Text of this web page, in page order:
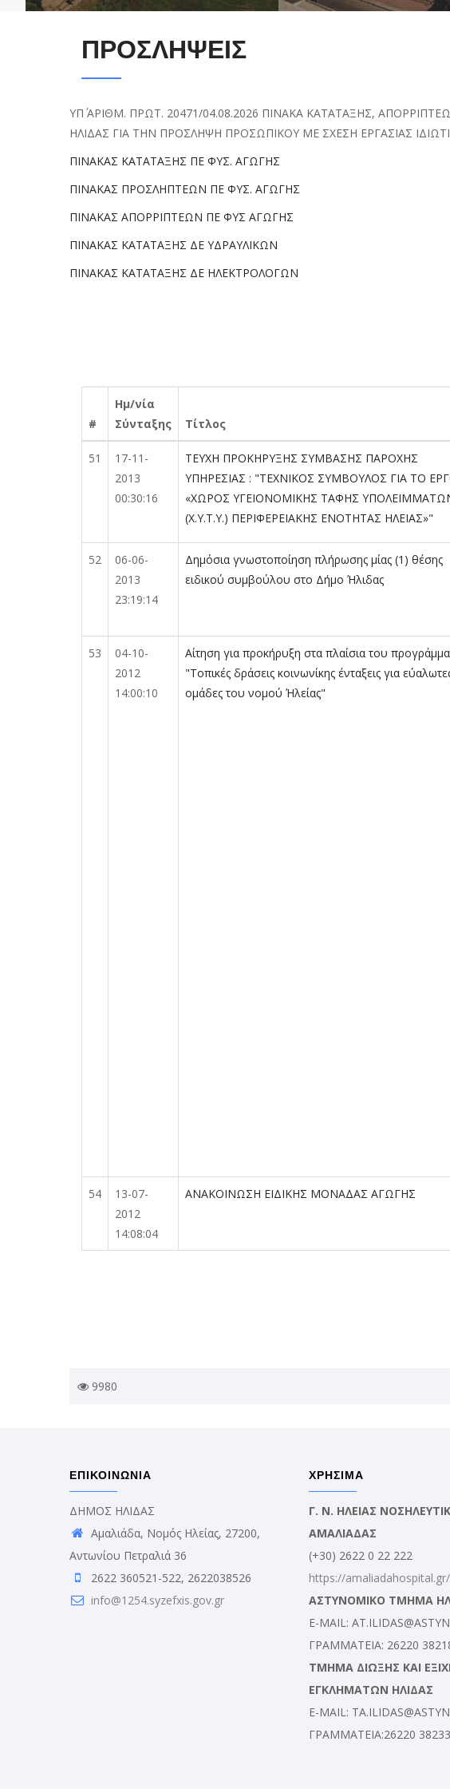
ΠΡΟΣΛΗΨΕΙΣ
ΥΠ΄ ΑΡΙΘΜ. ΠΡΩΤ. 20471/04.08.2026 ΠΙΝΑΚΑ ΚΑΤΑΤΑΞΗΣ,
ΗΛΙΔΑΣ ΓΙΑ ΤΗΝ ΠΡΟΣΛΗΨΗ ΠΡΟΣΩΠΙΚΟΥ ΜΕ ΣΧΕΣΗ ΕΡΓΑΣΙΑΣ
ΠΙΝΑΚΑΣ ΚΑΤΑΤΑΞΗΣ ΠΕ ΦΥΣ. ΑΓΩΓΗΣ
ΠΙΝΑΚΑΣ ΠΡΟΣΛΗΠΤΕΩΝ ΠΕ ΦΥΣ. ΑΓΩΓΗΣ
ΠΙΝΑΚΑΣ ΑΠΟΡΡΙΠΤΕΩΝ ΠΕ ΦΥΣ ΑΓΩΓΗΣ
ΠΙΝΑΚΑΣ ΚΑΤΑΤΑΞΗΣ ΔΕ ΥΔΡΑΥΛΙΚΩΝ
ΠΙΝΑΚΑΣ ΚΑΤΑΤΑΞΗΣ ΔΕ ΗΛΕΚΤΡΟΛΟΓΩΝ
#
Ημ/νία
Σύνταξης
Τίτλος
51
17-11-
2013
00:30:16
ΤΕΥΧΗ ΠΡΟΚΗΡΥΞΗΣ ΣΥΜΒΑΣΗΣ ΠΑΡΟΧΗΣ
ΥΠΗΡΕΣΙΑΣ : "ΤΕΧΝΙΚΟΣ ΣΥΜΒΟΥΛΟΣ ΓΙΑ ΤΟ
«ΧΩΡΟΣ ΥΓΕΙΟΝΟΜΙΚΗΣ ΤΑΦΗΣ
(Χ.Υ.Τ.Υ.) ΠΕΡΙΦΕΡΕΙΑΚΗΣ ΕΝΟΤΗΤΑΣ ΗΛΕΙΑΣ»"
52
06-06-
2013
23:19:14
Δημόσια γνωστοποίηση πλήρωσης μίας (1) θέσης
ειδικού συμβούλου στο Δήμο Ήλιδας
53
04-10-
2012
14:00:10
Αίτηση για προκήρυξη στα πλαίσια του
"Τοπικές δράσεις κοινωνίκης ένταξεις για
ομάδες του νομού Ήλείας"
54
13-07-
2012
14:08:04
ΑΝΑΚΟΙΝΩΣΗ ΕΙΔΙΚΗΣ ΜΟΝΑΔΑΣ ΑΓΩΓΗΣ
9980
ΕΠΙΚΟΙΝΩΝΙΑ
ΔΗΜΟΣ ΗΛΙΔΑΣ
Αμαλιάδα, Νομός Ηλείας, 27200,
Αντωνίου Πετραλιά 36
2622 360521-522, 2622038526
info@1254.syzefxis.gov.gr
ΧΡΗΣΙΜΑ
Γ. Ν. ΗΛΕΙΑΣ
ΑΜΑΛΙΑΔΑΣ
(+30) 2622 0 22 222
https://amaliadahospital.gr/
ΑΣΤΥΝΟΜΙΚΟ ΤΜΗΜΑ
E-MAIL:
ΓΡΑΜΜΑΤΕΙΑ: 26220
ΤΜΗΜΑ ΔΙΩΞΗΣ ΚΑΙ
ΕΓΚΛΗΜΑΤΩΝ ΗΛΙΔΑΣ
E-MAIL:
ΓΡΑΜΜΑΤΕΙΑ:26220 38233